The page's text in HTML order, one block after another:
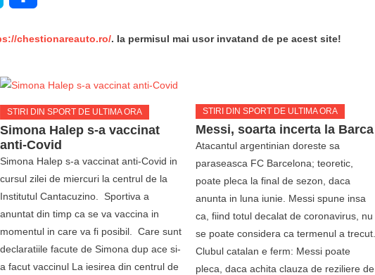
chestionareauto.ro/. Ia permisul mai usor invatand de pe acest site!
STIRI DIN SPORT DE ULTIMA ORA
Simona Halep s-a vaccinat
anti-Covid
Simona Halep s-a vaccinat anti-Covid in
cursul zilei de miercuri la centrul de la
Institutul Cantacuzino. Sportiva a
anuntat din timp ca se va vaccina in
momentul in care va fi posibil. Care sunt
declaratiile facute de Simona dup ace si-
a facut vaccinul La iesirea din centrul de
STIRI DIN SPORT DE ULTIMA ORA
Messi, soarta incerta la Barca
Atacantul argentinian doreste sa
paraseasca FC Barcelona; teoretic,
poate pleca la final de sezon, daca
anunta in luna iunie. Messi spune insa
ca, fiind totul decalat de coronavirus, nu
se poate considera ca termenul a trecut.
Clubul catalan e ferm: Messi poate
pleca, daca achita clauza de reziliere de